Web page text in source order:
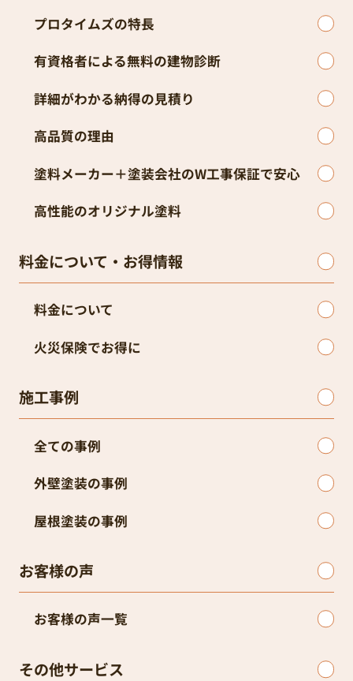
プロタイムズの特長
有資格者による無料の建物診断
詳細がわかる納得の見積り
高品質の理由
塗料メーカー＋塗装会社のW工事保証で安心
高性能のオリジナル塗料
料金について・お得情報
料金について
火災保険でお得に
施工事例
全ての事例
外壁塗装の事例
屋根塗装の事例
お客様の声
お客様の声一覧
その他サービス